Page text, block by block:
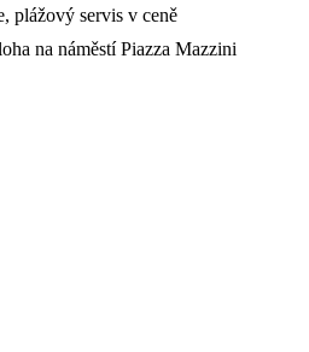
plážový servis v ceně
na náměstí Piazza Mazzini